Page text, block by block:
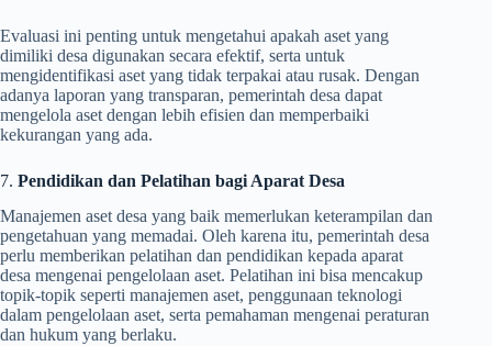
Evaluasi ini penting untuk mengetahui apakah aset yang
dimiliki desa digunakan secara efektif, serta untuk
mengidentifikasi aset yang tidak terpakai atau rusak. Dengan
adanya laporan yang transparan, pemerintah desa dapat
mengelola aset dengan lebih efisien dan memperbaiki
kekurangan yang ada.
7. Pendidikan dan Pelatihan bagi Aparat Desa
Manajemen aset desa yang baik memerlukan keterampilan dan
pengetahuan yang memadai. Oleh karena itu, pemerintah desa
perlu memberikan pelatihan dan pendidikan kepada aparat
desa mengenai pengelolaan aset. Pelatihan ini bisa mencakup
topik-topik seperti manajemen aset, penggunaan teknologi
dalam pengelolaan aset, serta pemahaman mengenai peraturan
dan hukum yang berlaku.